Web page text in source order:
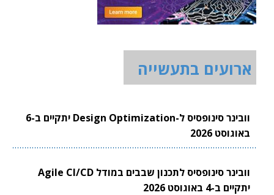
ארועים בתעשייה
וובינר סינופסיס ל-Design Optimization יתקיים ב-6
באוגוסט 2026
וובינר סינופסיס לתכנון שבבים במודל Agile CI/CD
יתקיים ב-4 באוגוסט 2026